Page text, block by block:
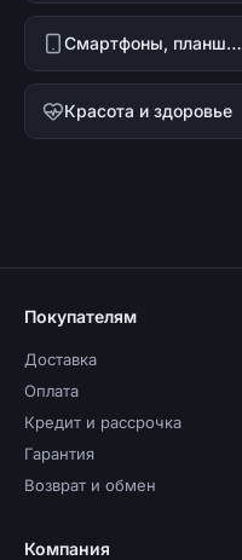
Смартфоны, планшеты, гаджеты
Красота и здоровье
Покупателям
Доставка
Оплата
Кредит и рассрочка
Гарантия
Возврат и обмен
Компания